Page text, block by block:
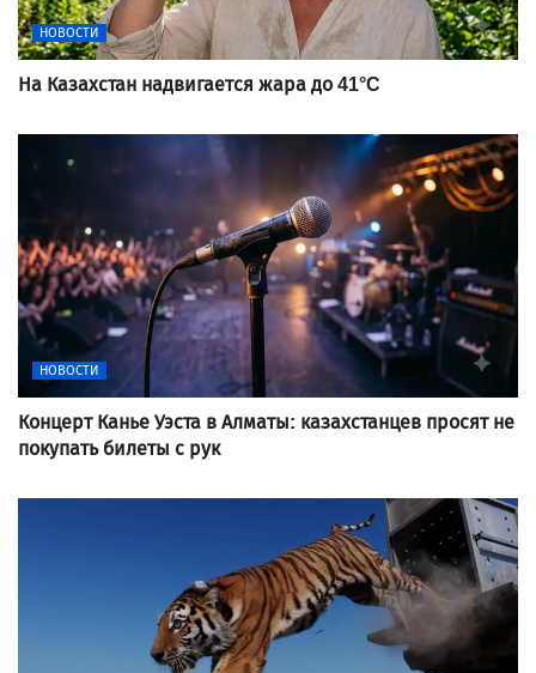
НОВОСТИ
На Казахстан надвигается жара до 41°C
НОВОСТИ
Концерт Канье Уэста в Алматы: казахстанцев просят не
покупать билеты с рук